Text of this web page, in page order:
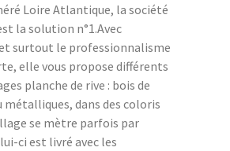
Loire Atlantique, la société
la solution n°1.Avec
surtout le professionnalisme
elle vous propose différents
planche de rive : bois de
métalliques, dans des coloris
se mètre parfois par
ci est livré avec les